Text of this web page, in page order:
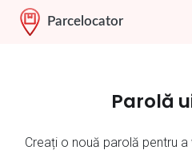
Parcelocator
Parolă
Creați o nouă parolă pentru